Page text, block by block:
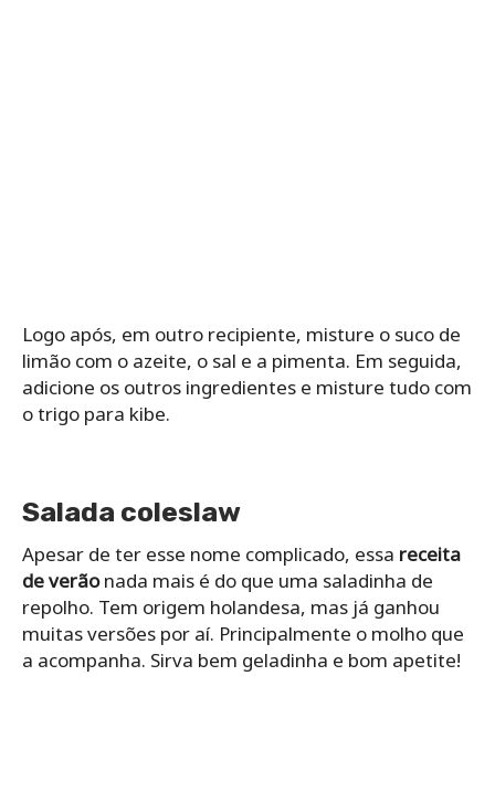
Logo após, em outro recipiente, misture o suco de
limão com o azeite, o sal e a pimenta. Em seguida,
adicione os outros ingredientes e misture tudo com
o trigo para kibe.
Salada coleslaw
Apesar de ter esse nome complicado, essa receita
de verãonada mais é do que uma saladinha de
repolho. Tem origem holandesa, mas já ganhou
muitas versões por aí. Principalmente o molho que
a acompanha. Sirva bem geladinha e bom apetite!